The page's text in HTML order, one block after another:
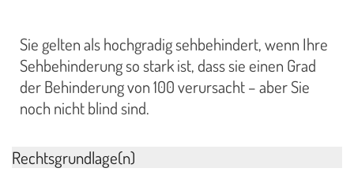
Sie gelten als hochgradig sehbehindert, wenn Ihre
Sehbehinderung so stark ist, dass sie einen Grad
der Behinderung von 100 verursacht – aber Sie
noch nicht blind sind.
Rechtsgrundlage(n)